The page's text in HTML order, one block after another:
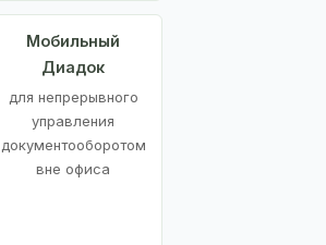
Мобильный
Диадок
для непрерывного
управления
документооборотом
вне офиса